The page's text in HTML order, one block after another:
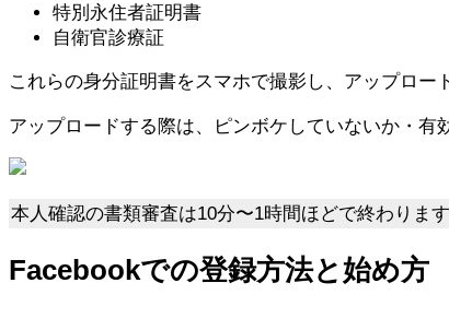
特別永住者証明書
自衛官診療証
これらの身分証明書をスマホで撮影し、アップロー
アップロードする際は、ピンボケしていないか・有
本人確認の書類審査は10分〜1時間ほどで終わります
Facebookでの登録方法と始め方